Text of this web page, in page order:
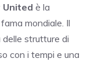
United è la
mondiale. Il
delle strutture di
con i tempi e una